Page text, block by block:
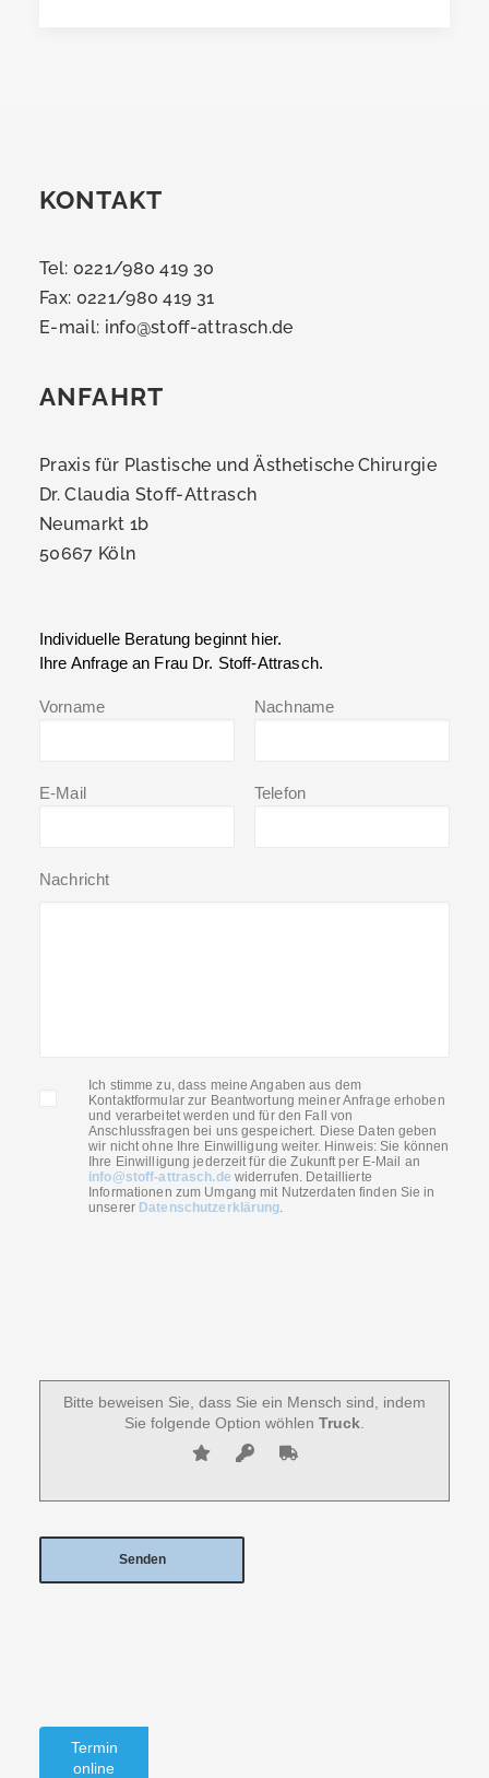
KONTAKT
Tel: 0221/980 419 30
Fax: 0221/980 419 31
E-mail: info@stoff-attrasch.de
ANFAHRT
Praxis für Plastische und Ästhetische Chirurgie
Dr. Claudia Stoff-Attrasch
Neumarkt 1b
50667 Köln
Individuelle Beratung beginnt hier.
Ihre Anfrage an Frau Dr. Stoff-Attrasch.
Vorname Nachname
E-Mail Telefon
Nachricht
Ich stimme zu, dass meine Angaben aus dem
Kontaktformular zur Beantwortung meiner Anfrage erhoben
und verarbeitet werden und für den Fall von
Anschlussfragen bei uns gespeichert. Diese Daten geben
wir nicht ohne Ihre Einwilligung weiter. Hinweis: Sie können
Ihre Einwilligung jederzeit für die Zukunft per E-Mail an
info@stoff-attrasch.de widerrufen. Detaillierte
Informationen zum Umgang mit Nutzerdaten finden Sie in
unserer Datenschutzerklärung.
Bitte beweisen Sie, dass Sie ein Mensch sind, indem
Sie folgende Option wöhlen Truck
Termin
online